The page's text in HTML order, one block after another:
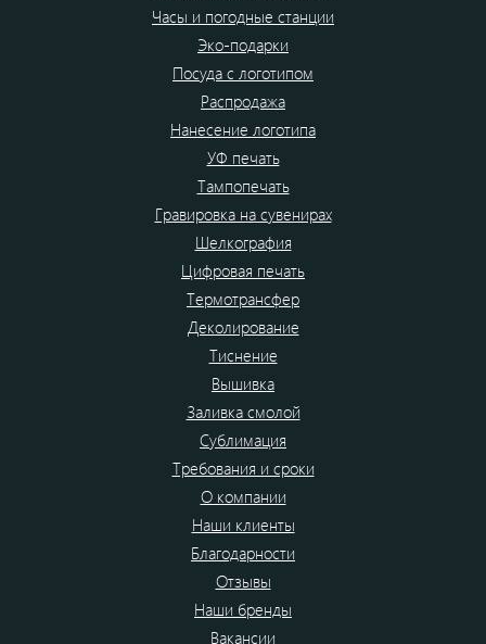
Часы и погодные станции
Эко-подарки
Посуда с логотипом
Распродажа
Нанесение логотипа
УФ печать
Тампопечать
Гравировка на сувенирах
Шелкография
Цифровая печать
Термотрансфер
Деколирование
Тиснение
Вышивка
Заливка смолой
Сублимация
Требования и сроки
О компании
Наши клиенты
Благодарности
Отзывы
Наши бренды
Вакансии